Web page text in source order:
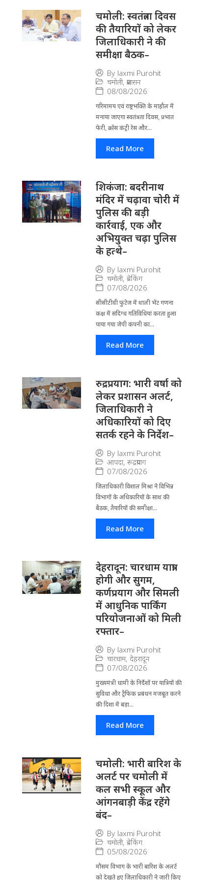
चमोली: स्वतंत्रता दिवस
की तैयारियों को लेकर
जिलाधिकारी ने की
समीक्षा बैठक–
By laxmi Purohit
चमोली, प्रशासन
08/08/2026
गरिमामय एवं राष्ट्रभक्ति के माहौल में
मनाया जाएगा स्वतंत्रता दिवस, प्रभात
फेरी, क्रॉस कंट्री रेस और...
Read More
​शिकंजा: बदरीनाथ
मंदिर में चढ़ावा चोरी में
पुलिस की बड़ी
कार्रवाई, एक और
अभियुक्त चढ़ा पुलिस
के हत्थे–
By laxmi Purohit
चमोली, ब्रेकिंग
07/08/2026
सीसीटीवी फुटेज में थाली भेंट गणना
कक्ष में संदिग्ध गतिविधियां करता हुआ
पाया गया जेपी कंपनी का...
Read More
रुद्रप्रयाग: भारी वर्षा को
लेकर प्रशासन अलर्ट,
जिलाधिकारी ने
अधिकारियों को दिए
सतर्क रहने के निर्देश–
By laxmi Purohit
आपदा, रूद्रप्रयाग
07/08/2026
जिला​धिकारी विशाल मिश्रा ने वि​भिन्न
विभागों के अ​धिकारियों के साथ की
बैठक, तैयारियों की समीक्षा...
Read More
देहरादून: चारधाम यात्रा
होगी और सुगम,
कर्णप्रयाग और सिमली
में आधुनिक पार्किंग
परियोजनाओं को मिली
रफ्तार–
By laxmi Purohit
चारधाम, देहरादून
07/08/2026
मुख्यमंत्री धामी के निर्देशों पर यात्रियों की
सुविधा और ट्रैफिक प्रबंधन मजबूत करने
की दिशा में बड़ा...
Read More
चमोली: भारी बारिश के
अलर्ट पर चमोली में
कल सभी स्कूल और
आंगनबाड़ी केंद्र रहेंगे
बंद–
By laxmi Purohit
चमोली, ब्रेकिंग
05/08/2026
मौसम विभाग के भारी बारिश के अलर्ट
को देखते हुए जिला​धिकारी ने जारी किए